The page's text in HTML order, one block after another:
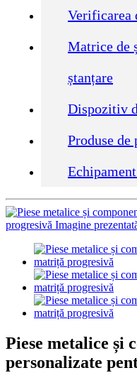
Verificarea
Matrice de
ștanțare
Dispozitiv
Produse de
Piese metalice și
personalizate